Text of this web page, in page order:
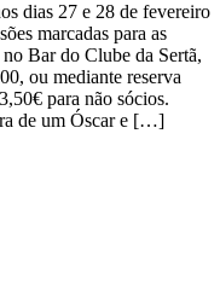
dias 27 e 28 de fevereiro
marcadas para as
Bar do Clube da Sertã,
ou mediante reserva
para não sócios.
de um Óscar e […]